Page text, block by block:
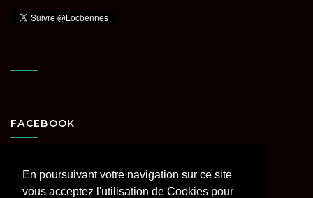
En poursuivant votre navigation sur ce site
vous acceptez l'utilisation de Cookies pour
FACEBOOK